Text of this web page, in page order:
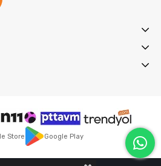
ve sivilce oluşumunu engelleyerek
sağlar. Aynı zamanda
Saç bitine karşı etkili olup,
azaltarak genç bir cilt görünümü
Store Google Play